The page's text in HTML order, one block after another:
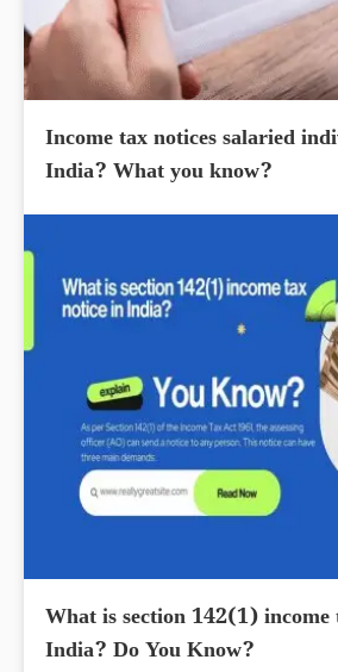
Income tax notices salaried
India? What you know?
What is section 142(1)
India? Do You Know?